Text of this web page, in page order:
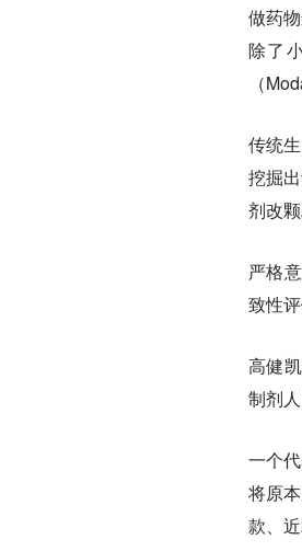
做药
除了
（
传统
挖掘
剂改
严格
致性
高健
制剂人
一个
将原
款、